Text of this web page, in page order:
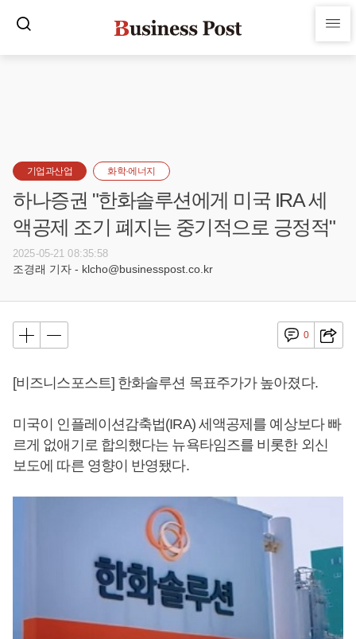
기업과산업 화학·에너지
하나증권 "한화솔루션에게 미국 IRA 세
액공제 조기 폐지는 중기적으로 긍정적"
2025-05-21 08:35:58
조경래 기자 - klcho@businesspost.co.kr
0
[비즈니스포스트] 한화솔루션 목표주가가 높아졌다.
미국이 인플레이션감축법(IRA) 세액공제를 예상보다 빠
르게 없애기로 합의했다는 뉴욕타임즈를 비롯한 외신
보도에 따른 영향이 반영됐다.